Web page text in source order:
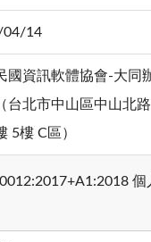
04/14
國資訊軟體協會-大同
台北市中山區中山北
5樓 C區）